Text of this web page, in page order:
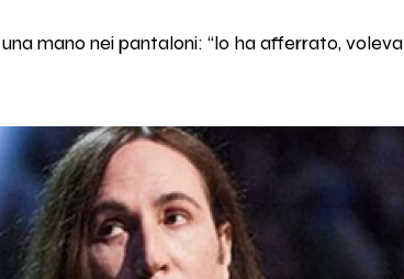
mano nei pantaloni: “lo ha afferrato, voleva